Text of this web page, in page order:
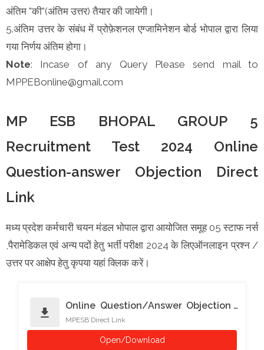
अंतिम "की"(अंतिम उत्तर) तैयार की जायेगी।
5.अंतिम उत्तर के संबंध में प्रोफ़ेशनल एग्जामिनेशन बोर्ड भोपाल द्वारा लिया
गया निर्णय अंतिम होगा।
Note: Incase of any Query Please send mail to
MPPEBonline@gmail.com
MP ESB BHOPAL GROUP 5
Recruitment Test 2024 Online
Question-answer Objection Direct
Link
मध्य प्रदेश कर्मचारी चयन मंडल भोपाल द्वारा आयोजित समूह 05 स्टाफ नर्स
,पैरामेडिकल एवं अन्य पदों हेतु भर्ती परीक्षा 2024 के लिएऑनलाइन प्रश्न /
उत्तर पर आक्षेप हेतु कृपया यहां क्लिक करें।
download
Online Question/Answer Objection -
Group-5
MPESB Direct Link
Open/Download